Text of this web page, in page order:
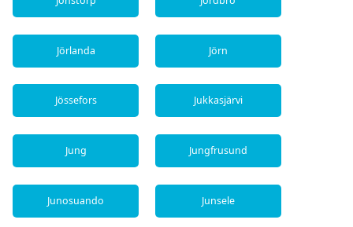
Jörlanda Jörn
Jössefors Jukkasjärvi
Jung Jungfrusund
Junosuando Junsele